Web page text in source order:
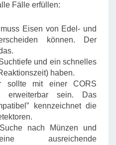
Fälle erfüllen:
Eisen von Edel- und
können. Der
und ein schnelles
haben.
sollte mit einer CORS
erweiterbar sein. Das
kennzeichnet die
nach Münzen und
ausreichende